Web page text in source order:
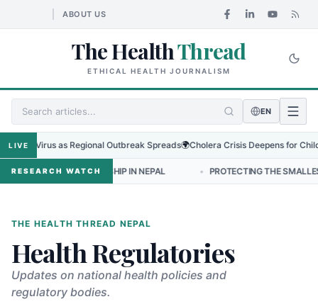
ABOUT US
The HealthThread
ETHICAL HEALTH JOURNALISM
EN
LIVEVirus as Regional Outbreak Spreads🌍Cholera Crisis Deepens for
RESEARCH WATCH
LEADERSHIP IN NEPAL PROTECTING THE SMALLEST
THE HEALTH THREAD NEPAL
Health Regulatories
Updates on national health policies and
regulatory bodies.